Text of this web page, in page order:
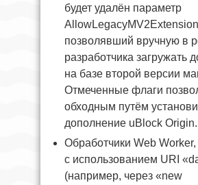
будет удалён параметр
позволявший вручную в
разработчика загружать
на базе второй версии
Отмеченные флаги
обходным путём
дополнение uBlock Origin.
Обработчики Web
с использованием URI
(например, через «new